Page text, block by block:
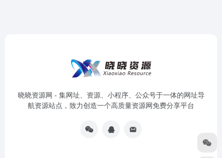
晓晓资源网 - 集网址、资源、小程序、公众号于一体的网址导
航资源站点，致力创造一个高质量资源网免费分享平台